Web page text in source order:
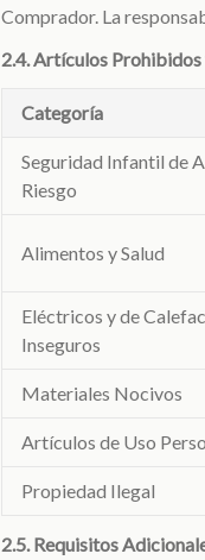
Comprador. La
2.4. Artículos
Categoría
Seguridad Infantil de
Riesgo
Alimentos y Salud
Eléctricos y de
Inseguros
Materiales Nocivos
Artículos de Uso
Propiedad Ilegal
2.5. Requisitos